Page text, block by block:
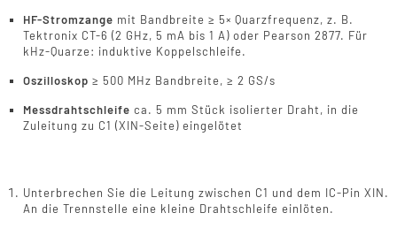
HF-Stromzange mit Bandbreite ≥ 5× Quarzfrequenz, z. B.
Tektronix CT-6 (2 GHz, 5 mA bis 1 A) oder Pearson 2877. Für
kHz-Quarze: induktive Koppelschleife.
Oszilloskop ≥ 500 MHz Bandbreite, ≥ 2 GS/s
Messdrahtschleife ca. 5 mm Stück isolierter Draht, in die
Zuleitung zu C1 (XIN-Seite) eingelötet
Unterbrechen Sie die Leitung zwischen C1 und dem IC-Pin XIN.
An die Trennstelle eine kleine Drahtschleife einlöten.